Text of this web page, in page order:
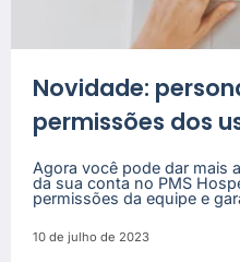
Novidade:
permissões dos
Agora você pode dar mais
da sua conta no PMS
permissões da equipe e
10 de julho de 2023